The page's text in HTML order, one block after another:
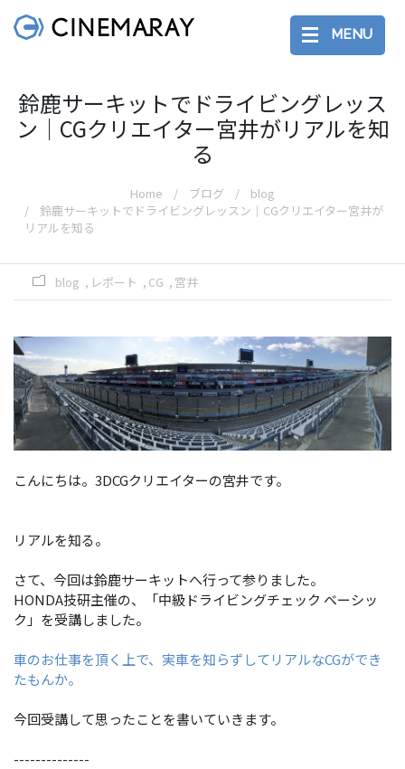
MENU
鈴鹿サーキットでドライビングレッス
ン│CGクリエイター宮井がリアルを知
る
Home ブログ
blog
鈴鹿サーキットでドライビングレッスン│CGクリエイター宮井が
リアルを知る
blog レポート CG 宮井
こんにちは。3DCGクリエイターの宮井です。
リアルを知る。
さて、今回は鈴鹿サーキットへ行って参りました。
HONDA技研主催の、「中級ドライビングチェック ベーシッ
ク」を受講しました。
車のお仕事を頂く上で、実車を知らずしてリアルなCGができ
たもんか。
今回受講して思ったことを書いていきます。
--------------